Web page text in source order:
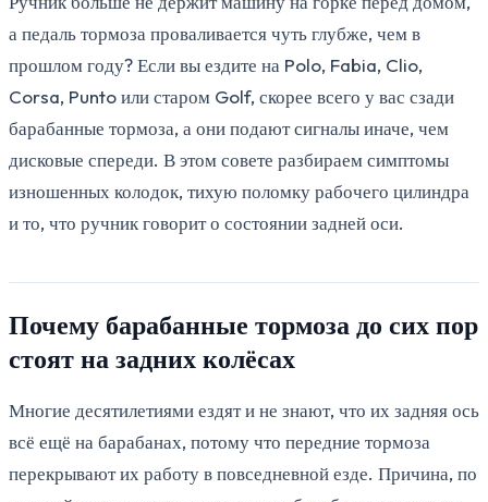
а педаль тормоза проваливается чуть глубже, чем в
прошлом году? Если вы ездите на Polo, Fabia, Clio,
Corsa, Punto или старом Golf, скорее всего у вас сзади
барабанные тормоза, а они подают сигналы иначе, чем
дисковые спереди. В этом совете разбираем симптомы
изношенных колодок, тихую поломку рабочего цилиндра
и то, что ручник говорит о состоянии задней оси.
Почему барабанные тормоза до сих пор
стоят на задних колёсах
Многие десятилетиями ездят и не знают, что их задняя ось
всё ещё на барабанах, потому что передние тормоза
перекрывают их работу в повседневной езде. Причина, по